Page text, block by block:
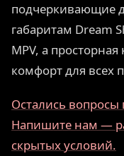
подчеркивающие
габаритам Dream
MPV, а
комфорт для всех
Остались вопросы
Напишите нам —
скрытых условий.